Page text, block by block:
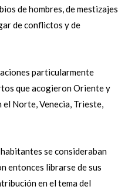
de hombres, de mestizajes,
de conflictos y de
particularmente
que acogieron Oriente y
Norte, Venecia, Trieste,
se consideraban
entonces librarse de sus
en el tema del